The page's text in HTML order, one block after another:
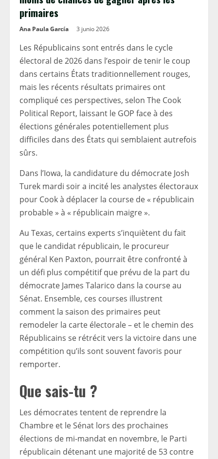
primaires
Ana Paula García 3 junio 2026
Les Républicains sont entrés dans le cycle
électoral de 2026 dans l’espoir de tenir le coup
dans certains États traditionnellement rouges,
mais les récents résultats primaires ont
compliqué ces perspectives, selon The Cook
Political Report, laissant le GOP face à des
élections générales potentiellement plus
difficiles dans des États qui semblaient autrefois
sûrs.
Dans l’Iowa, la candidature du démocrate Josh
Turek mardi soir a incité les analystes électoraux
pour Cook à déplacer la course de « républicain
probable » à « républicain maigre ».
Au Texas, certains experts s’inquiètent du fait
que le candidat républicain, le procureur
général Ken Paxton, pourrait être confronté à
un défi plus compétitif que prévu de la part du
démocrate James Talarico dans la course au
Sénat. Ensemble, ces courses illustrent
comment la saison des primaires peut
remodeler la carte électorale – et le chemin des
Républicains se rétrécit vers la victoire dans une
compétition qu’ils sont souvent favoris pour
remporter.
Que sais-tu ?
Les démocrates tentent de reprendre la
Chambre et le Sénat lors des prochaines
élections de mi-mandat en novembre, le Parti
républicain détenant une majorité de 53 contre